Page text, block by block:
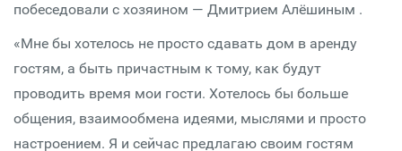
побеседовали с хозяином — Дмитрием Алёшиным .
«Мне бы хотелось не просто сдавать дом в аренду
гостям, а быть причастным к тому, как будут
проводить время мои гости. Хотелось бы больше
общения, взаимообмена идеями, мыслями и просто
настроением. Я и сейчас предлагаю своим гостям